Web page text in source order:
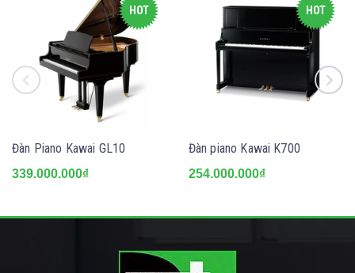
HOT
Đàn Piano Kawai GL10
339.000.000₫
HOT
Đàn piano Kawai K700
254.000.000₫